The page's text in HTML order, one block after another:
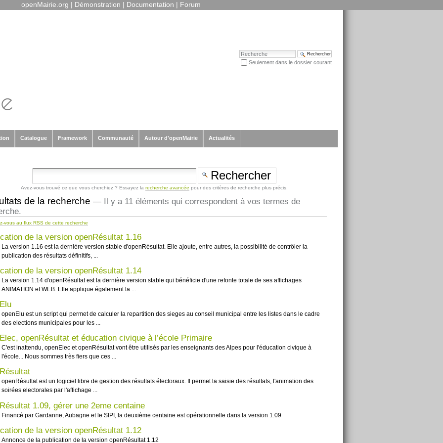
openMairie.org | Démonstration | Documentation | Forum
Chercher par
Seulement dans le dossier courant
Catalogue Framework Communauté Autour d'openMairie Actualités
Avez-vous trouvé ce que vous cherchiez ? Essayez la recherche avancée pour des critères de recherche plus précis.
de la recherche — Il y a 11 éléments qui correspondent à vos termes de
vous au flux RSS de cette recherche
de la version openRésultat 1.16
La version 1.16 est la dernière version stable d'openRésultat. Elle ajoute, entre autres, la possibilité de contrôler la
publication des résultats définitifs, ...
de la version openRésultat 1.14
La version 1.14 d'openRésultat est la dernière version stable qui bénéficie d'une refonte totale de ses affichages
ANIMATION et WEB. Elle applique également la ...
openElu est un script qui permet de calculer la repartition des sieges au conseil municipal entre les listes dans le cadre
des elections municipales pour les ...
openRésultat et éducation civique à l’école Primaire
C'est inattendu, openElec et openRésultat vont être utilisés par les enseignants des Alpes pour l'éducation civique à
l'école... Nous sommes très fiers que ces ...
openRésultat est un logiciel libre de gestion des résultats électoraux. Il permet la saisie des résultats, l'animation des
soirées electorales par l'affichage ...
1.09, gérer une 2eme centaine
Financé par Gardanne, Aubagne et le SIPI, la deuxième centaine est opérationnelle dans la version 1.09
de la version openRésultat 1.12
Annonce de la publication de la version openRésultat 1.12